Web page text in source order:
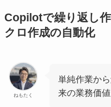
Copilotで繰り返し
クロ作成の自動化
ねもたく
単純作業か
来の業務価値